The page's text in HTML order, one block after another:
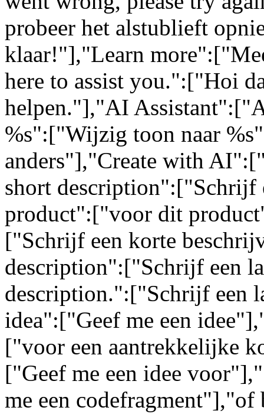
probeer het alstublieft
klaar!"],"Learn
here to assist you.":["Hoi
helpen."],"AI
%s":["Wijzig toon naar
anders"],"Create with
short
product":["voor dit
["Schrijf een korte
description":["Schrijf een
description.":["Schrijf een
idea":["Geef me een
["voor een aantrekkelijke
["Geef me een idee
me een